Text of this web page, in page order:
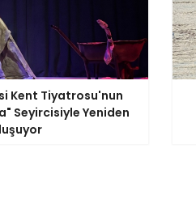
Kent Tiyatrosu'nun
Seyircisiyle Yeniden